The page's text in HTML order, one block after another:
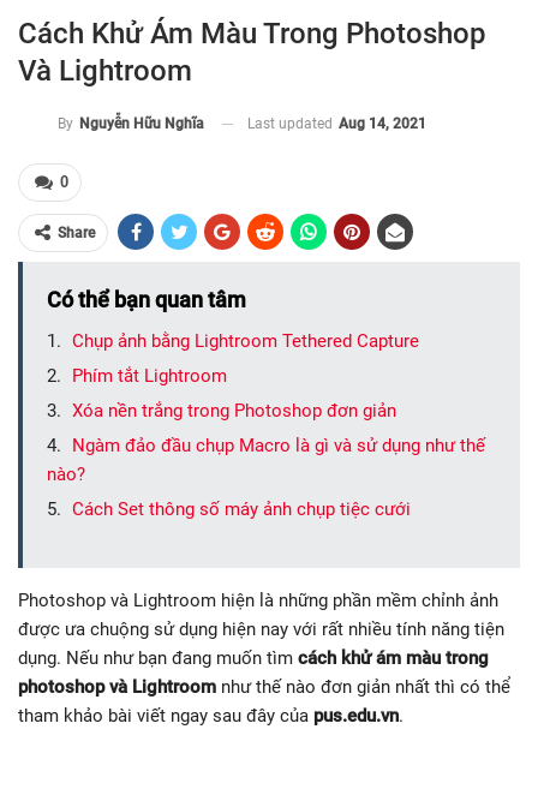
Cách Khử Ám Màu Trong Photoshop
Và Lightroom
By Nguyễn Hữu Nghĩa Last updated Aug 14, 2021
0
Share
Có thể bạn quan tâm
Chụp ảnh bằng Lightroom Tethered Capture
Phím tắt Lightroom
Xóa nền trắng trong Photoshop đơn giản
Ngàm đảo đầu chụp Macro là gì và sử dụng như thế
nào?
Cách Set thông số máy ảnh chụp tiệc cưới
Photoshop và Lightroom hiện là những phần mềm chỉnh ảnh
được ưa chuộng sử dụng hiện nay với rất nhiều tính năng tiện
dụng. Nếu như bạn đang muốn tìm cách khử ám màu trong
photoshop và Lightroom như thế nào đơn giản nhất thì có thể
tham khảo bài viết ngay sau đây của pus.edu.vn.